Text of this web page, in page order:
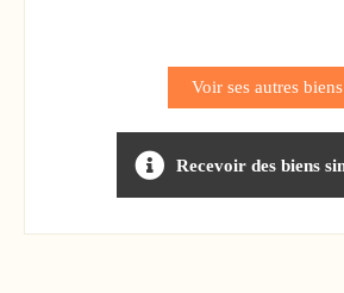
Voir ses autres biens
Recevoir des biens